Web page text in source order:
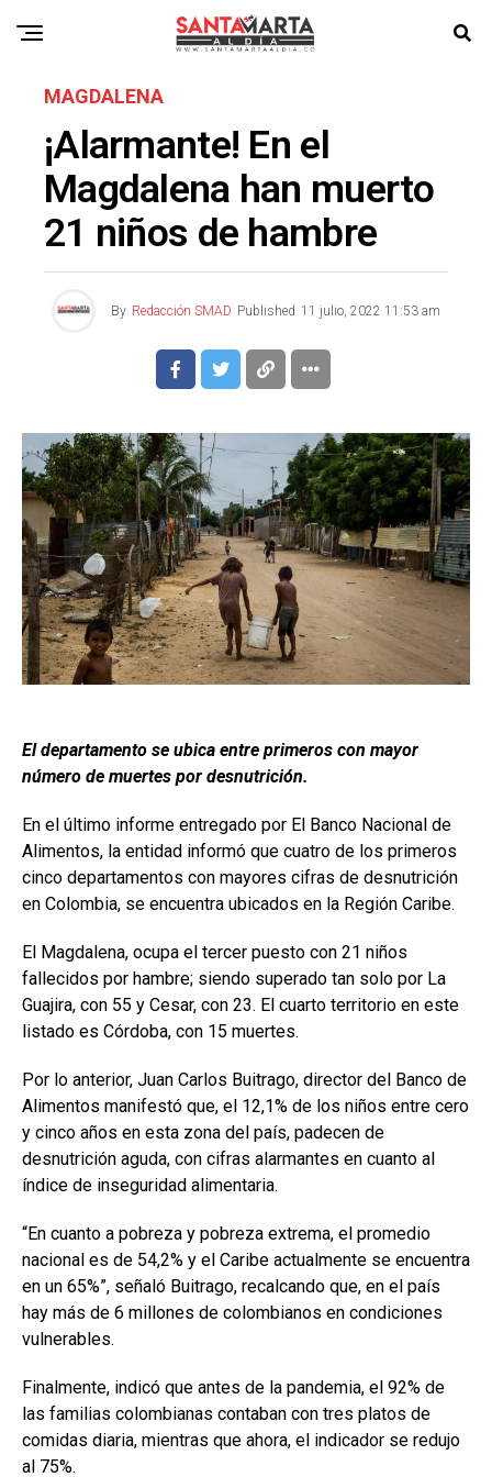
MAGDALENA
¡Alarmante! En el
Magdalena han muerto
21 niños de hambre
By Redacción SMAD Published 11 julio, 2022 11:53 am
El departamento se ubica entre primeros con mayor
número de muertes por desnutrición.
En el último informe entregado por El Banco Nacional de
Alimentos, la entidad informó que cuatro de los primeros
cinco departamentos con mayores cifras de desnutrición
en Colombia, se encuentra ubicados en la Región Caribe.
El Magdalena, ocupa el tercer puesto con 21 niños
fallecidos por hambre; siendo superado tan solo por La
Guajira, con 55 y Cesar, con 23. El cuarto territorio en este
listado es Córdoba, con 15 muertes.
Por lo anterior, Juan Carlos Buitrago, director del Banco de
Alimentos manifestó que, el 12,1% de los niños entre cero
y cinco años en esta zona del país, padecen de
desnutrición aguda, con cifras alarmantes en cuanto al
índice de inseguridad alimentaria.
“En cuanto a pobreza y pobreza extrema, el promedio
nacional es de 54,2% y el Caribe actualmente se encuentra
en un 65%”, señaló Buitrago, recalcando que, en el país
hay más de 6 millones de colombianos en condiciones
vulnerables.
Finalmente, indicó que antes de la pandemia, el 92% de
las familias colombianas contaban con tres platos de
comidas diaria, mientras que ahora, el indicador se redujo
al 75%.